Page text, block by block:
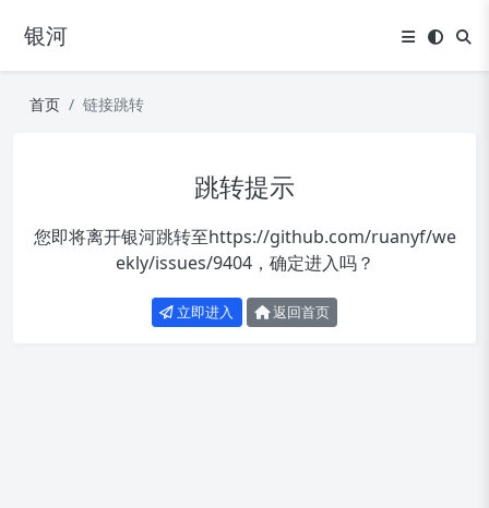
银河
首页 链接跳转
跳转提示
您即将离开银河跳转至https://github.com/ruanyf/we
ekly/issues/9404，确定进入吗？
立即进入 返回首页